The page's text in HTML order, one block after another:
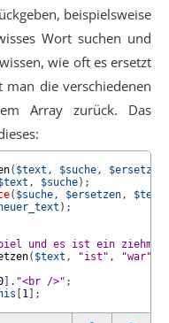
beispielsweise
Wort suchen und
wie oft es ersetzt
die verschiedenen
Array zurück. Das
( $text , $suche, $ersetzen
, $suche) ;
( $suche, $ersetzen, $text
) ;
und es ist ein
( $text , "ist" , "war"
. "<br />" ;
1
;